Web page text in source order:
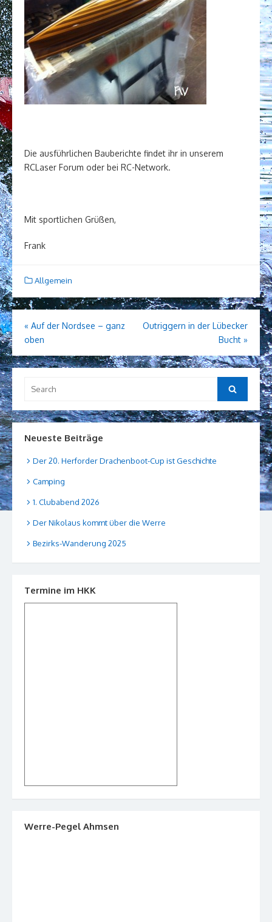
Die ausführlichen Bauberichte findet ihr in unserem
RCLaser Forum oder bei RC-Network.
Mit sportlichen Grüßen,
Frank
Allgemein
Beitragsnavigation
« Auf der Nordsee – ganz
oben
Outriggern in der Lübecker
Bucht »
for:
Search
Neueste Beiträge
Der 20. Herforder Drachenboot-Cup ist Geschichte
Camping
1. Clubabend 2026
Der Nikolaus kommt über die Werre
Bezirks-Wanderung 2025
Termine im HKK
Werre-Pegel Ahmsen